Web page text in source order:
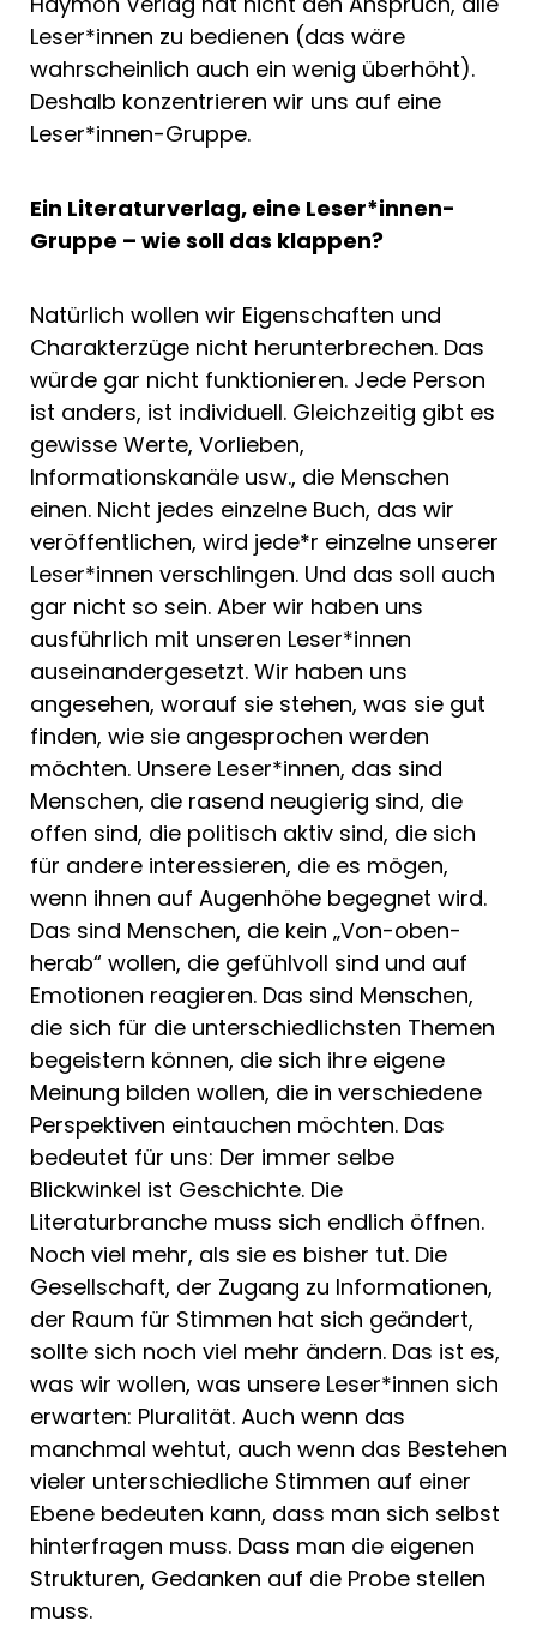
Leser*innen zu bedienen (das wäre
wahrscheinlich auch ein wenig überhöht).
Deshalb konzentrieren wir uns auf eine
Leser*innen-Gruppe.
Ein Literaturverlag, eine Leser*innen-
Gruppe – wie soll das klappen?
Natürlich wollen wir Eigenschaften und
Charakterzüge nicht herunterbrechen. Das
würde gar nicht funktionieren. Jede Person
ist anders, ist individuell. Gleichzeitig gibt es
gewisse Werte, Vorlieben,
Informationskanäle usw., die Menschen
einen. Nicht jedes einzelne Buch, das wir
veröffentlichen, wird jede*r einzelne unserer
Leser*innen verschlingen. Und das soll auch
gar nicht so sein. Aber wir haben uns
ausführlich mit unseren Leser*innen
auseinandergesetzt. Wir haben uns
angesehen, worauf sie stehen, was sie gut
finden, wie sie angesprochen werden
möchten. Unsere Leser*innen, das sind
Menschen, die rasend neugierig sind, die
offen sind, die politisch aktiv sind, die sich
für andere interessieren, die es mögen,
wenn ihnen auf Augenhöhe begegnet wird.
Das sind Menschen, die kein „Von-oben-
herab“ wollen, die gefühlvoll sind und auf
Emotionen reagieren. Das sind Menschen,
die sich für die unterschiedlichsten Themen
begeistern können, die sich ihre eigene
Meinung bilden wollen, die in verschiedene
Perspektiven eintauchen möchten. Das
bedeutet für uns: Der immer selbe
Blickwinkel ist Geschichte. Die
Literaturbranche muss sich endlich öffnen.
Noch viel mehr, als sie es bisher tut. Die
Gesellschaft, der Zugang zu Informationen,
der Raum für Stimmen hat sich geändert,
sollte sich noch viel mehr ändern. Das ist es,
was wir wollen, was unsere Leser*innen sich
erwarten: Pluralität. Auch wenn das
manchmal wehtut, auch wenn das Bestehen
vieler unterschiedliche Stimmen auf einer
Ebene bedeuten kann, dass man sich selbst
hinterfragen muss. Dass man die eigenen
Strukturen, Gedanken auf die Probe stellen
muss.